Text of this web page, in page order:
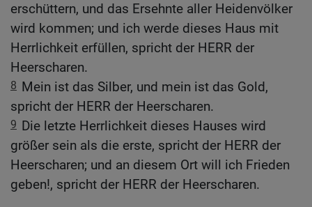
erschüttern, und das Ersehnte aller Heidenvölker
wird kommen; und ich werde dieses Haus mit
Herrlichkeit erfüllen, spricht der HERR der
Heerscharen.
8 Mein ist das Silber, und mein ist das Gold,
spricht der HERR der Heerscharen.
9 Die letzte Herrlichkeit dieses Hauses wird
größer sein als die erste, spricht der HERR der
Heerscharen; und an diesem Ort will ich Frieden
geben!, spricht der HERR der Heerscharen.